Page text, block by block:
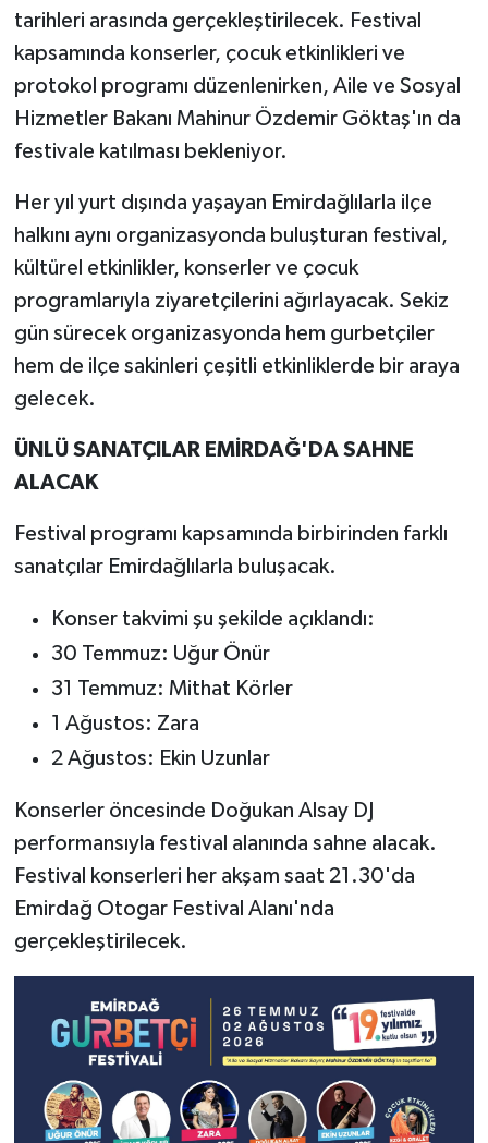
tarihleri arasında gerçekleştirilecek. Festival
kapsamında konserler, çocuk etkinlikleri ve
protokol programı düzenlenirken, Aile ve Sosyal
Hizmetler Bakanı Mahinur Özdemir Göktaş'ın da
festivale katılması bekleniyor.
Her yıl yurt dışında yaşayan Emirdağlılarla ilçe
halkını aynı organizasyonda buluşturan festival,
kültürel etkinlikler, konserler ve çocuk
programlarıyla ziyaretçilerini ağırlayacak. Sekiz
gün sürecek organizasyonda hem gurbetçiler
hem de ilçe sakinleri çeşitli etkinliklerde bir araya
gelecek.
ÜNLÜ SANATÇILAR EMİRDAĞ'DA SAHNE
ALACAK
Festival programı kapsamında birbirinden farklı
sanatçılar Emirdağlılarla buluşacak.
Konser takvimi şu şekilde açıklandı:
30 Temmuz: Uğur Önür
31 Temmuz: Mithat Körler
1 Ağustos: Zara
2 Ağustos: Ekin Uzunlar
Konserler öncesinde Doğukan Alsay DJ
performansıyla festival alanında sahne alacak.
Festival konserleri her akşam saat 21.30'da
Emirdağ Otogar Festival Alanı'nda
gerçekleştirilecek.